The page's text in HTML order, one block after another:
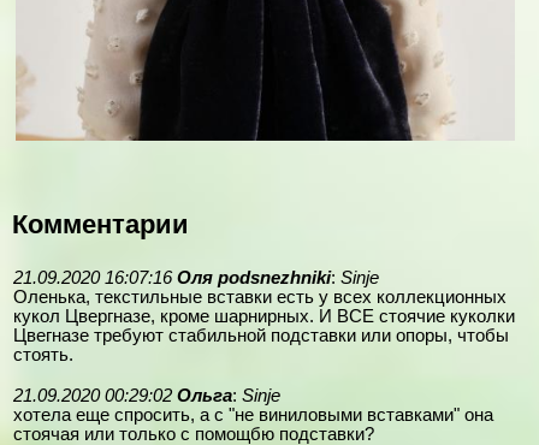
Комментарии
21.09.2020 16:07:16 Оля podsnezhniki: Sinje
Оленька, текстильные вставки есть у всех коллекционных
кукол Цвергназе, кроме шарнирных. И ВСЕ стоячие куколки
Цвегназе требуют стабильной подставки или опоры, чтобы
стоять.
21.09.2020 00:29:02 Ольга: Sinje
хотела еще спросить, а с "не виниловыми вставками" она
стоячая или только с помощбю подставки?